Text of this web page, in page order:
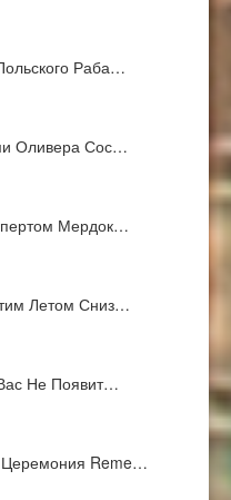
Раба…
Оливера Сос…
Мердок…
Летом Сниз…
Не Появит…
Reme…